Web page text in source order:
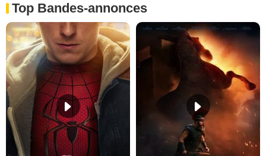
Top Bandes-annonces